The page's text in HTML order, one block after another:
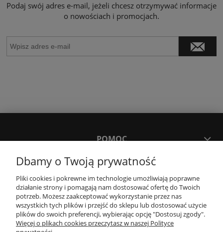
Podaj swój adres e-mail, jeżeli chcesz otrzymywać informacje
o nowościach i promocjach.
POMOC
MOJE KONTO
PŁATNOŚCI I DOSTAWA
Dbamy o Twoją prywatność
Pliki cookies i pokrewne im technologie umożliwiają poprawne
działanie strony i pomagają nam dostosować ofertę do Twoich
potrzeb. Możesz zaakceptować wykorzystanie przez nas
wszystkich tych plików i przejść do sklepu lub dostosować użycie
plików do swoich preferencji, wybierając opcję "Dostosuj zgody".
Więcej o plikach cookies przeczytasz w naszej Polityce